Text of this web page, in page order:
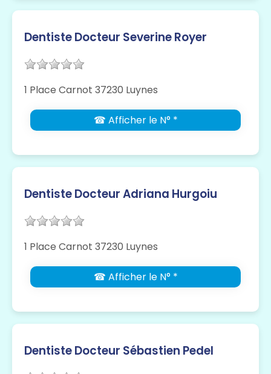
Dentiste Docteur Severine Royer
1 Place Carnot 37230 Luynes
☎ Afficher le N° *
Dentiste Docteur Adriana Hurgoiu
1 Place Carnot 37230 Luynes
☎ Afficher le N° *
Dentiste Docteur Sébastien Pedel